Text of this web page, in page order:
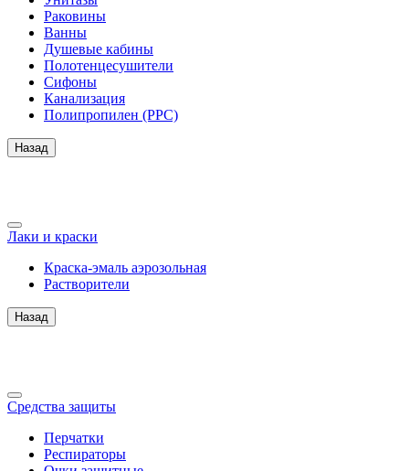
Раковины
Ванны
Душевые кабины
Полотенцесушители
Сифоны
Канализация
Полипропилен (PPC)
Назад
Лаки и краски
Краска-эмаль аэрозольная
Растворители
Назад
Средства защиты
Перчатки
Респираторы